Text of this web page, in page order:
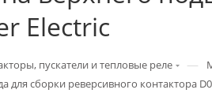
Electric
пускатели и тепловые реле —
для сборки реверсивного контактора